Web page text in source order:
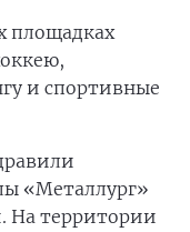
площадках
и спортивные
«Металлург»
На территории